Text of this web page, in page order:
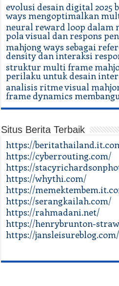
evolusi desain digital 2025
ways mengoptimalkan
neural reward loop dalam
pola visual dan respons
mahjong ways sebagai
density dan interaksi
struktur multi frame
perilaku untuk desain
analisis ritme visual
frame dynamics
Situs Berita Terbaik
https://
https://cyberrouting.com/
https://
https://whythi.com/
https://
https://serangkailah.com/
https://rahmadani.net/
https://henrybrunton-
https://jansleisureblog.com/